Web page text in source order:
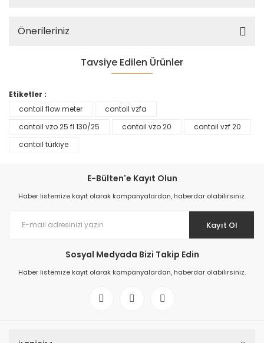
Önerileriniz
Tavsiye Edilen Ürünler
34.457,88 TL 33.116,28 TL
TÜKENDİ
Etiketler :
contoil flow meter
contoil vzfa
contoil vzo 25 fl 130/25
contoil vzo 20
contoil vzf 20
contoil türkiye
E-Bülten'e Kayıt Olun
Haber listemize kayıt olarak kampanyalardan, haberdar olabilirsiniz.
Kayıt Ol
Sosyal Medyada Bizi Takip Edin
Haber listemize kayıt olarak kampanyalardan, haberdar olabilirsiniz.